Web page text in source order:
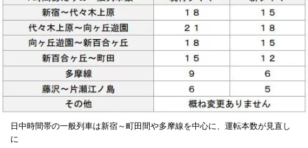
日中時間帯の一般列車は新宿～町田間や多摩線を中心に、運転本数が見直し
に